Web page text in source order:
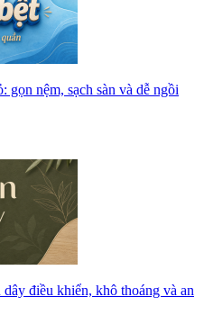
gọn nệm, sạch sàn và dễ ngồi
điều khiển, khô thoáng và an